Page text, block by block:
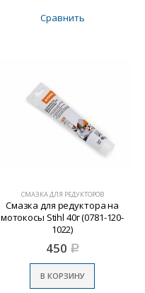
Сравнить
СМАЗКА ДЛЯ РЕДУКТОРОВ
Смазка для редуктора на
мотокосы Stihl 40г (0781-120-
1022)
450 Р
В КОРЗИНУ